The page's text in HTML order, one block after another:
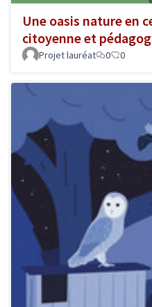
Une oasis nature en
citoyenne et
Projet lauréat 0 0